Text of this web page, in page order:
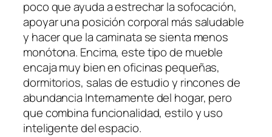
poco que ayuda a estrechar la sofocación,
apoyar una posición corporal más saludable
y hacer que la caminata se sienta menos
monótona. Encima, este tipo de mueble
encaja muy bien en oficinas pequeñas,
dormitorios, salas de estudio y rincones de
abundancia Internamente del hogar, pero
que combina funcionalidad, estilo y uso
inteligente del espacio.